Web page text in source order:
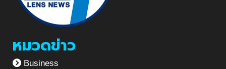
หมวดข่าว
Business